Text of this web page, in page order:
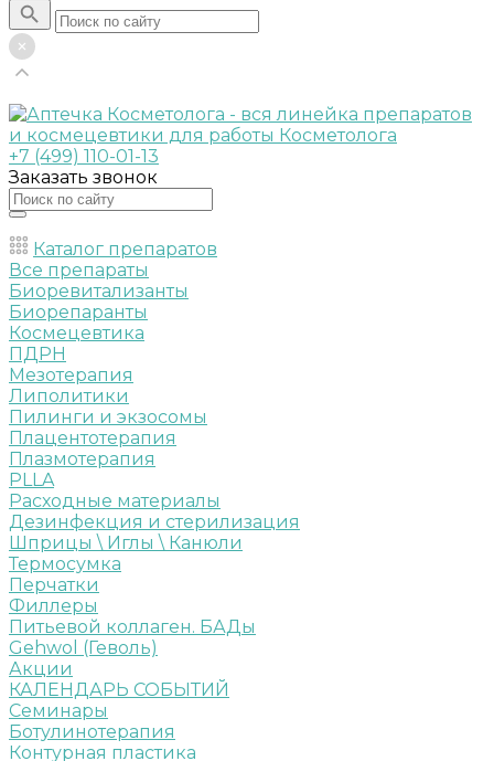
+7 (499) 110-01-13
Заказать звонок
Каталог препаратов
Все препараты
Биоревитализанты
Биорепаранты
Космецевтика
ПДРН
Мезотерапия
Липолитики
Пилинги и экзосомы
Плацентотерапия
Плазмотерапия
PLLA
Расходные материалы
Дезинфекция и стерилизация
Шприцы \ Иглы \ Канюли
Термосумка
Перчатки
Филлеры
Питьевой коллаген. БАДы
Gehwol (Геволь)
Акции
КАЛЕНДАРЬ СОБЫТИЙ
Семинары
Ботулинотерапия
Контурная пластика